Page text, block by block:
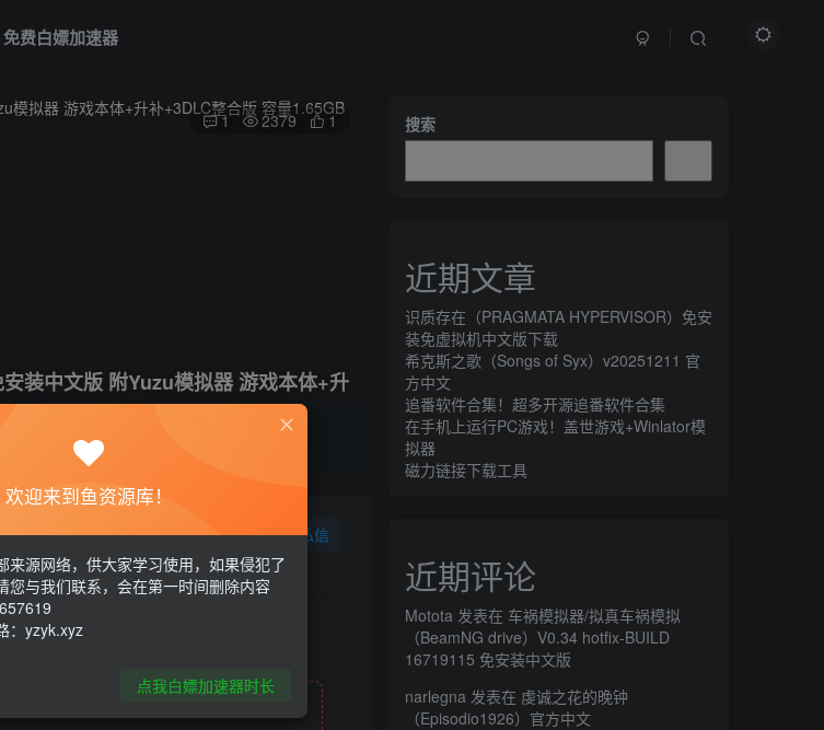
免费白嫖加速器
装中文版 附Yuzu模拟器 游戏本体+升
1 2379 1
关注 私信
中文版 附Yuzu模拟器 游戏本体+升补
系统需求
中文设置
搜索
近期文章
识质存在（PRAGMATA HYPERVISOR）免安
装免虚拟机中文版下载
希克斯之歌（Songs of Syx）v20251211 官
方中文
追番软件合集！超多开源追番软件合集
在手机上运行PC游戏！盖世游戏+Winlator模
拟器
磁力链接下载工具
近期评论
Motota 发表在 车祸模拟器/拟真车祸模拟
（BeamNG drive）V0.34 hotfix-BUILD
16719115 免安装中文版
narlegna 发表在 虔诚之花的晚钟
（Episodio1926）官方中文
欢迎来到鱼资源库！
来源网络，供大家学习使用，如果侵犯了
您与我们联系，会在第一时间删除内容
：yzyk.xyz
点我白嫖加速器时长